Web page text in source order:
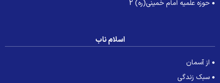
حوزه علمیه امام خمینی(ره) 2
اسلام ناب
از آسمان
سبک زندگی